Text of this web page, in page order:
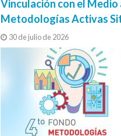
Vinculación con el
Metodologías Activas
30 de julio de 2026